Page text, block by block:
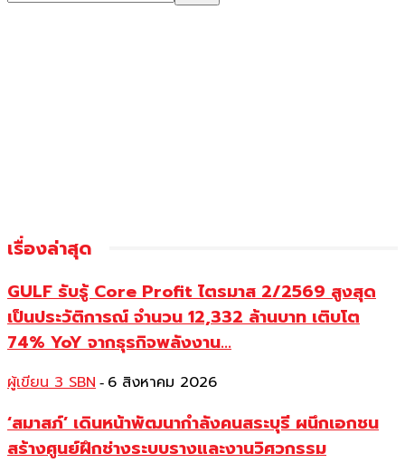
เรื่องล่าสุด
GULF รับรู้ Core Profit ไตรมาส 2/2569 สูงสุด
เป็นประวัติการณ์ จำนวน 12,332 ล้านบาท เติบโต
74% YoY จากธุรกิจพลังงาน...
ผู้เขียน 3 SBN - 6 สิงหาคม 2026
‘สมาสภ์’ เดินหน้าพัฒนากำลังคนสระบุรี ผนึกเอกชน
สร้างศูนย์ฝึกช่างระบบรางและงานวิศวกรรม